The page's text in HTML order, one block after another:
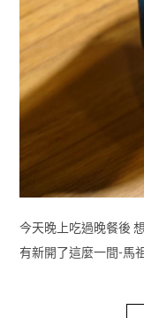
今天晚上吃過晚餐後
有新開了這麼一間-馬